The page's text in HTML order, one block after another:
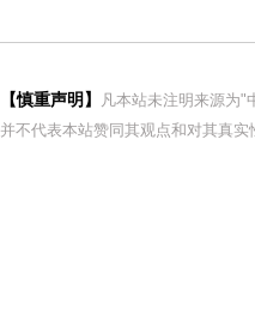
【慎重声明】
凡本站未注明来源为"
并不代表本站赞同其观点和对其真